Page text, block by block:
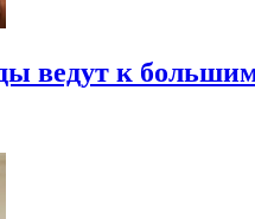
ведут к большим